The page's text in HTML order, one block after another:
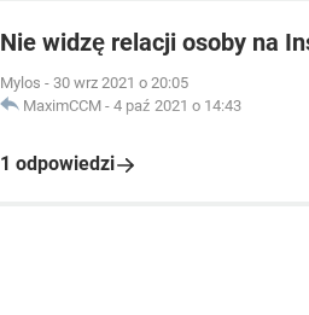
Nie widzę relacji osoby na
Mylos - 30 wrz 2021 o 20:05
MaximCCM - 4 paź 2021 o 14:43
1 odpowiedzi